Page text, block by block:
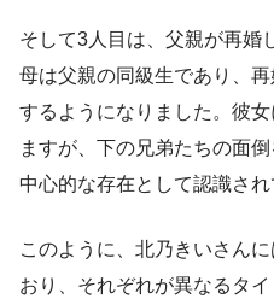
そして3人目は、父親が再婚
母は父親の同級生であり、
するようになりました。彼
ますが、下の兄弟たちの面
中心的な存在として認識され
このように、北乃きいさん
おり、それぞれが異なるタ